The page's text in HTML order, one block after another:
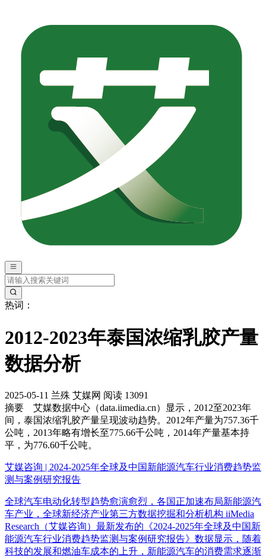
热词：
2012-2023年泰国浓缩乳胶产量
数据分析
2025-05-11 兰殊 艾媒网 阅读 13091
摘要 艾媒数据中心（data.iimedia.cn）显示，2012至2023年
间，泰国浓缩乳胶产量呈现波动趋势。2012年产量为757.36千
公吨，2013年略有增长至775.66千公吨，2014年产量基本持
平，为776.60千公吨。
艾媒咨询 | 2024-2025年全球及中国新能源汽车行业消费趋势监
测与案例研究报告
全球汽车电动化转型趋势愈演愈烈，各国正加速布局新能源汽
车产业，全球新经济产业第三方数据挖掘和分析机构 iiMedia
Research（艾媒咨询）最新发布的《2024-2025年全球及中国新
能源汽车行业消费趋势监测与案例研究报告》数据显示，随着
科技的发展和燃油车成本的上升，新能源汽车的消费需求逐渐